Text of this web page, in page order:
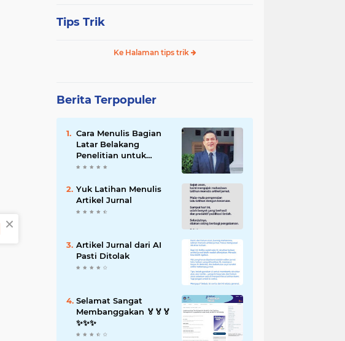
Tips Trik
Ke Halaman tips trik
Berita Terpopuler
Cara Menulis Bagian
Latar Belakang
Penelitian untuk
Proposal Skripsi
Yuk Latihan Menulis
Artikel Jurnal
Artikel Jurnal dari AI
Pasti Ditolak
Selamat Sangat
Membanggakan 🏅🏅🏅
✨️✨️✨️
×